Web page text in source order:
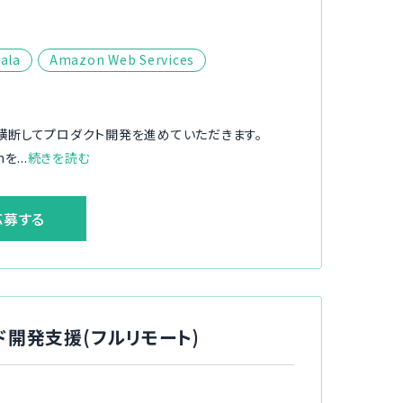
Amazon Web Services
してプロダクト開発を進めていただきます。
...続きを読む
する
開発支援(フルリモート)